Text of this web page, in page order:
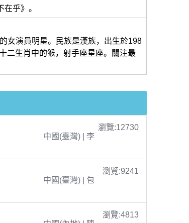
乎》。
女演員明星。民族是漢族，出生於198
二生肖中的猴，射手座星座。關注最
瀏覽:12730
中國(臺灣) | 李
瀏覽:9241
中國(臺灣) | 包
瀏覽:4813